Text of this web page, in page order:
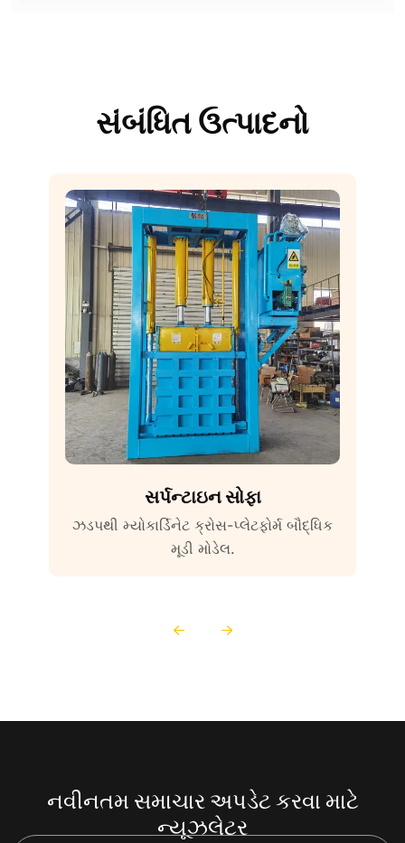
સંબંધિત ઉત્પાદનો
સર્પન્ટાઇન સોફા
ઝડપથી મ્યોકાર્ડિનેટ ક્રોસ-પ્લેટફોર્મ બૌદ્ધિક
મૂડી મોડેલ.
નવીનતમ સમાચાર અપડેટ કરવા માટે
ન્યૂઝલેટર